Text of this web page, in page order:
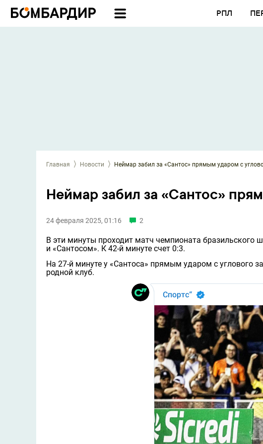
РПЛ
Главная Новости Неймар забил за «Сантос» прямым ударом с
Неймар забил за «Сантос»
24 февраля 2025, 01:16 2
В эти минуты проходит матч чемпионата
и «Сантосом». К 42-й минуте счет 0:3.
На 27-й минуте у «Сантоса» прямым ударом с углового
родной клуб.